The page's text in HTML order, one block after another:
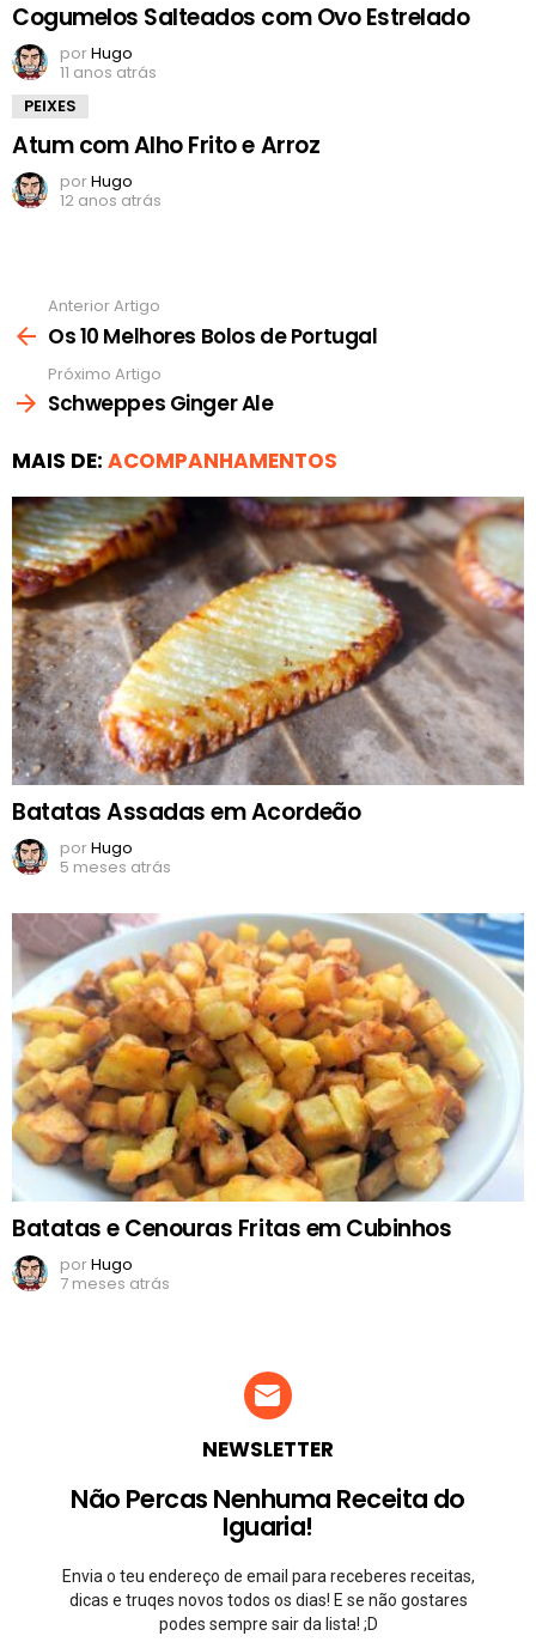
Cogumelos Salteados com Ovo Estrelado
porHugo
11 anos atrás
PEIXES
Atum com Alho Frito e Arroz
porHugo
12 anos atrás
mais
Anterior Artigo
Os 10 Melhores Bolos de Portugal
Próximo Artigo
Schweppes Ginger Ale
MAIS DE: ACOMPANHAMENTOS
Batatas Assadas em Acordeão
porHugo
5 meses atrás
Batatas e Cenouras Fritas em Cubinhos
porHugo
7 meses atrás
NEWSLETTER
Não Percas Nenhuma Receita do
Iguaria!
Envia o teu endereço de email para receberes receitas,
dicas e truqes novos todos os dias! E se não gostares
podes sempre sair da lista! ;D